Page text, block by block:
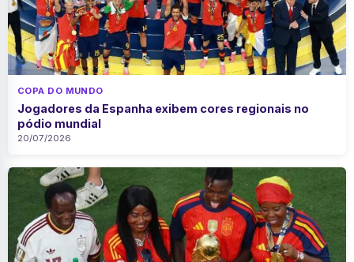
COPA DO MUNDO
Jogadores da Espanha exibem cores regionais no
pódio mundial
20/07/2026